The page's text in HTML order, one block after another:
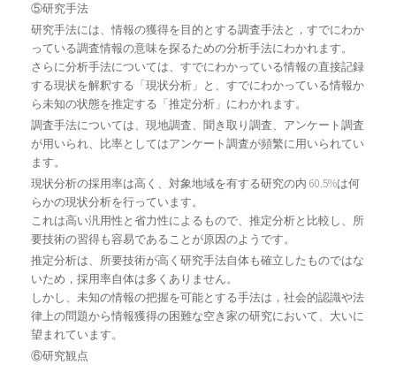
⑤研究手法
研究手法には、情報の獲得を目的とする調査手法と，すでにわか
っている調査情報の意味を探るための分析手法にわかれます。
さらに分析手法については、すでにわかっている情報の直接記録
する現状を解釈する「現状分析」と、すでにわかっている情報か
ら未知の状態を推定する「推定分析」にわかれます。
調査手法については、現地調査、聞き取り調査、アンケート調査
が用いられ、比率としてはアンケート調査が頻繁に用いられてい
ます。
現状分析の採用率は高く、対象地域を有する研究の内 60.5%は何
らかの現状分析を行っています。
これは高い汎用性と省力性によるもので、推定分析と比較し、所
要技術の習得も容易であることが原因のようです。
推定分析は、所要技術が高く研究手法自体も確立したものではな
いため，採用率自体は多くありません。
しかし、未知の情報の把握を可能とする手法は，社会的認識や法
律上の問題から情報獲得の困難な空き家の研究において、大いに
望まれています。
⑥研究観点